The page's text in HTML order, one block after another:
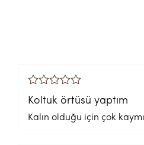
Koltuk örtüsü yaptım
Kalın olduğu için çok